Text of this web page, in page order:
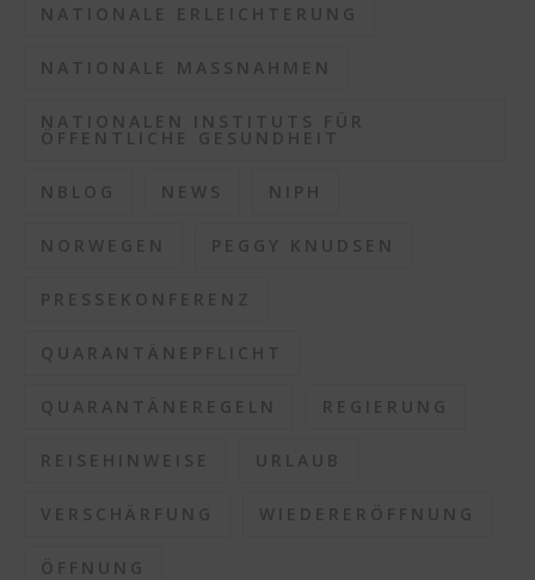
NATIONALE ERLEICHTERUNG
NATIONALE MASSNAHMEN
NATIONALEN INSTITUTS FÜR
ÖFFENTLICHE GESUNDHEIT
NBLOG NEWS NIPH
NORWEGEN PEGGY KNUDSEN
PRESSEKONFERENZ
QUARANTÄNEPFLICHT
QUARANTÄNEREGELN REGIERUNG
REISEHINWEISE URLAUB
VERSCHÄRFUNG WIEDERERÖFFNUNG
ÖFFNUNG